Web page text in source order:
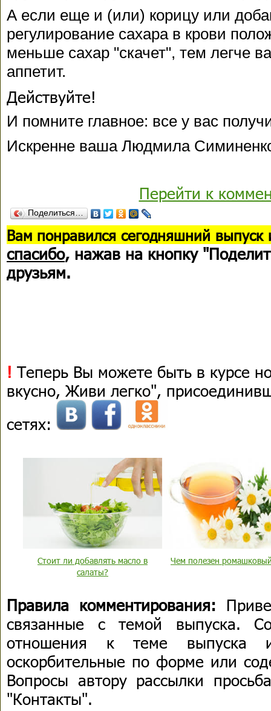
А если еще и (или) корицу или
регулирование сахара в крови
меньше сахар "скачет", тем легче
аппетит.
Действуйте!
И помните главное: все у вас
Искренне ваша Людмила
Перейти к
Поделиться…
Вам понравился сегодняшний выпуск
спасибо, нажав на кнопку
друзьям.
! Теперь Вы можете быть в курсе
вкусно, Живи легко",
сетях:
Стоит ли добавлять масло в
салаты?
Чем полезен
Правила комментирования:
связанные с темой выпуска.
отношения к теме выпуска
оскорбительные по форме или
Вопросы автору рассылки
"Контакты".